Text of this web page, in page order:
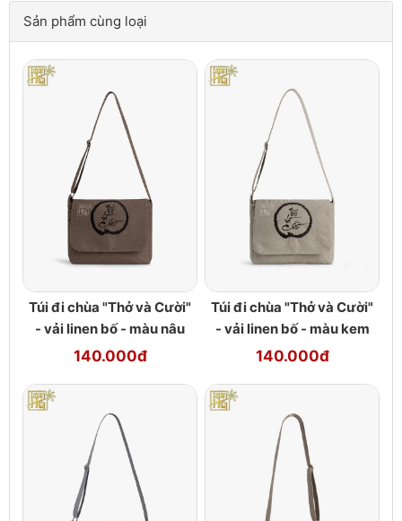
Sản phẩm cùng loại
Túi đi chùa "Thở và Cười"
- vải linen bố - màu nâu
140.000đ
Túi đi chùa "Thở và Cười"
- vải linen bố - màu kem
140.000đ